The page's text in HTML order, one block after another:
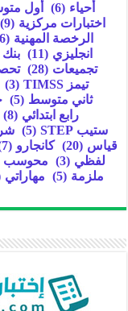
أحياء (6) أول
اختبارات مركزية (9)
الرخصة المهنية (16)
انجليزي (11) بنك
تجميعات (28)
تيمز TIMSS
(3)
ثاني متوسط (5)
رابع ابتدائي (8)
ستيب STEP
(5)
قياس (20) كانجارو (7)
لفظي (3) محوسب
ملزمة (5) مهاراتي